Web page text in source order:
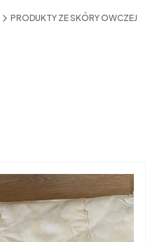
PRODUKTY ZE SKÓRY OWCZEJ